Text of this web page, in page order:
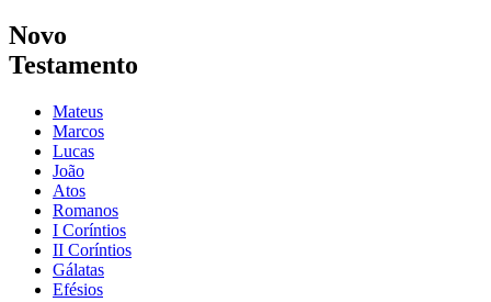
Novo
Testamento
Mateus
Marcos
Lucas
João
Atos
Romanos
I Coríntios
II Coríntios
Gálatas
Efésios